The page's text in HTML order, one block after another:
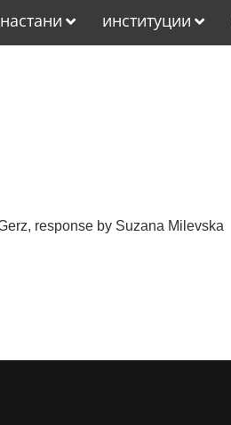
настани институции
response by Suzana Milevska